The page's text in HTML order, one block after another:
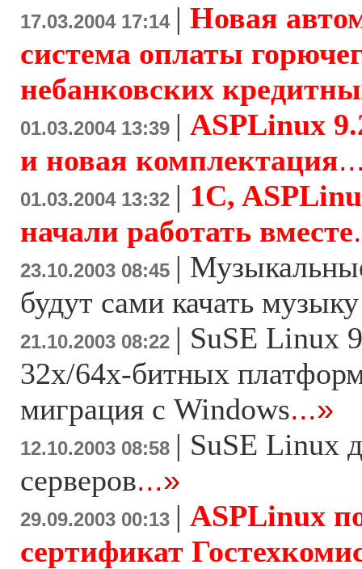
17.03.2004 17:14 | Новая
система оплаты
небанковских
01.03.2004 13:39 | ASPLinux
и новая комплектация
01.03.2004 13:32 | 1C,
начали работать вместе
23.10.2003 08:45 |
будут сами качать
21.10.2003 08:22 | SuSE Linux
32х/64х-битных
миграция с Windows...»
12.10.2003 08:58 | SuSE Linux
серверов...»
29.09.2003 00:13 | ASPLinux
сертификат